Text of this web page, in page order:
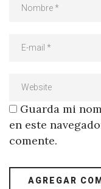
Guarda mi
en este
comente.